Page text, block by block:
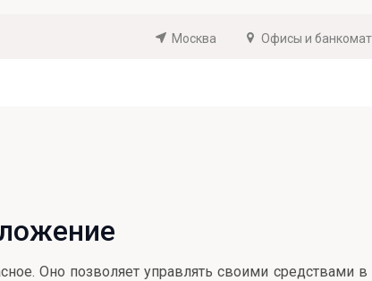
Москва Офисы и
Оно позволяет управлять своими средствами в